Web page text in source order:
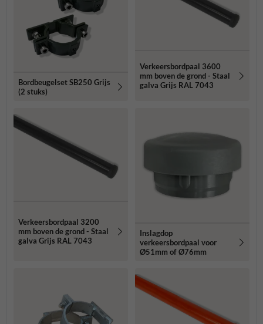
Bordbeugelset SB250 Grijs
(2 stuks)
Verkeersbordpaal 3600
mm boven de grond - Staal
galva Grijs RAL 7043
Verkeersbordpaal 3200
mm boven de grond - Staal
galva Grijs RAL 7043
Inslagdop
verkeersbordpaal voor
Ø51mm of Ø76mm